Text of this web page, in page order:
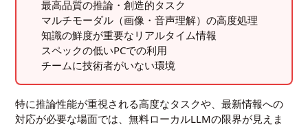
最高品質の推論・創造的タスク
マルチモーダル（画像・音声理解）の高度処理
知識の鮮度が重要なリアルタイム情報
スペックの低いPCでの利用
チームに技術者がいない環境
特に推論性能が重視される高度なタスクや、最新情報への
対応が必要な場面では、無料ローカルLLMの限界が見えま